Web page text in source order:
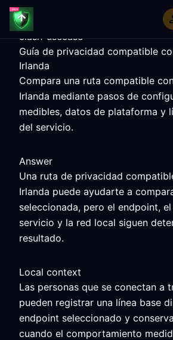
clash-usecase
Guía de privacidad compatible
Irlanda
Compara una ruta compatible
Irlanda mediante pasos de
medibles, datos de plataforma y
del servicio.
Answer
Una ruta de privacidad
Irlanda puede ayudarte a
seleccionada, pero el endpoint,
servicio y la red local siguen
resultado.
Local context
Las personas que se conectan a
pueden registrar una línea base
endpoint seleccionado y
cuando el comportamiento